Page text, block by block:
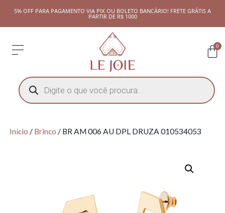
5% OFF PARA PAGAMENTO VIA PIX OU BOLETO BANCÁRIO! FRETE GRÁTIS A
PARTIR DE R$ 1000
0
Início / Brinco / BR AM 006 AU DPL DRUZA 010534053